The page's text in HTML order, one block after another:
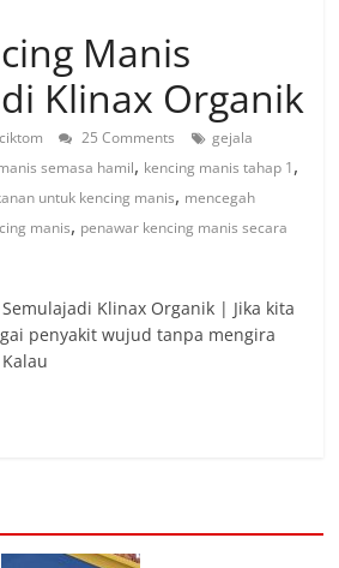
Manis
Klinax Organik
ciktom 25 Comments
gejala
semasa hamil, kencing manis tahap 1,
untuk kencing manis, mencegah
manis, penawar kencing manis secara
Klinax Organik | Jika kita
penyakit wujud tanpa mengira